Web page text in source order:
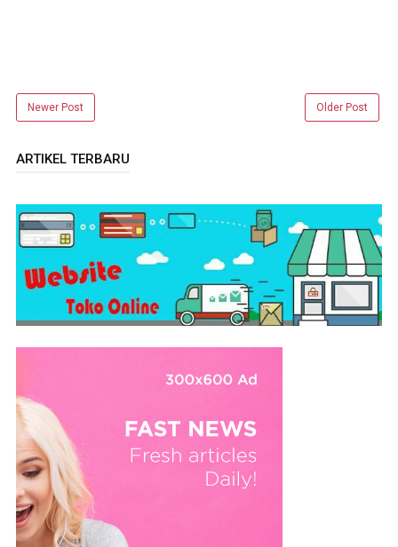
Newer Post Older Post
ARTIKEL TERBARU